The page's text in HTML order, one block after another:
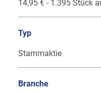
14,95 € - 1.395 Stück
Typ
Stammaktie
Branche